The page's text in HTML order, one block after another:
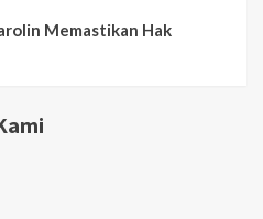
Memastikan Hak